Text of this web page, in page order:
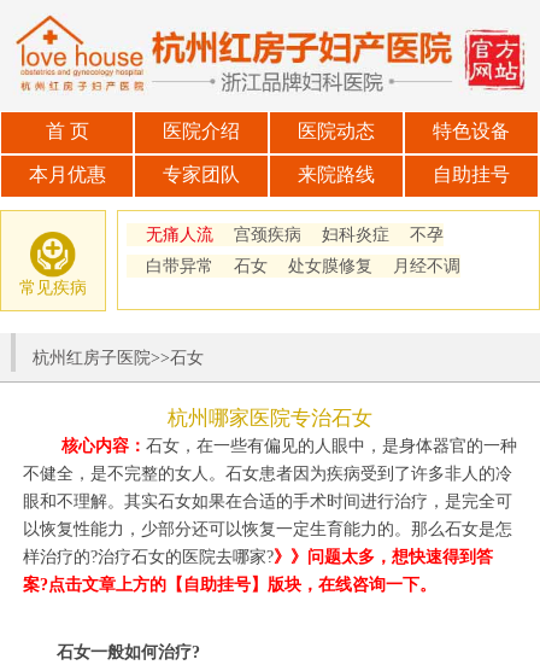
首 页 医院介绍 医院动态 特色设备
本月优惠 专家团队 来院路线 自助挂号
常见疾病
无痛人流 宫颈疾病 妇科炎症
不孕
白带异常
石女 处女膜修复 月经不调
杭州红房子医院>>石女
杭州哪家医院专治石女
核心内容： 石女，在一些有偏见的人眼中，是身体器官的一种
不健全，是不完整的女人。石女患者因为疾病受到了许多非人的冷
眼和不理解。其实石女如果在合适的手术时间进行治疗，是完全可
以恢复性能力，少部分还可以恢复一定生育能力的。那么石女是怎
样治疗的?治疗石女的医院去哪家?》》问题太多，想快速得到答
案?点击文章上方的【自助挂号】版块，在线咨询一下。
石女一般如何治疗?